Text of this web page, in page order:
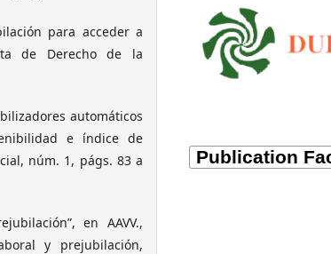
para acceder a
de Derecho de la
automáticos
e índice de
núm. 1, págs. 83 a
en AAVV.,
y prejubilación,